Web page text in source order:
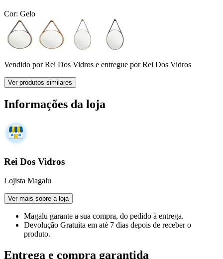
Cor: Gelo
Vendido porRei Dos Vidros e entregue por Rei Dos Vidros
Ver produtos similares
Informações da loja
Rei Dos Vidros
Lojista Magalu
Ver mais sobre a loja
Magalu garante a sua compra, do pedido à entrega.
Devolução Gratuita em até 7 dias depois de receber o
produto.
Entrega e compra garantida